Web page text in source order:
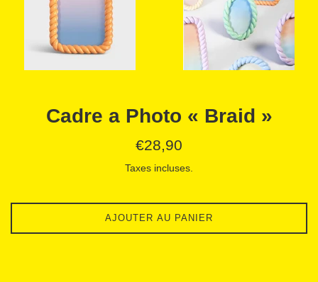
Cadre a Photo « Braid »
Prix
€28,90
Taxes incluses.
AJOUTER AU PANIER